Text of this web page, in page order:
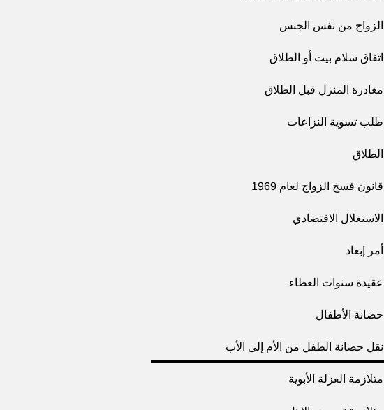
الزواج من نفس الجنس
اتفاق سلام بيت أو الطلاق
مغادرة المنزل قبل الطلاق
طلب تسوية النزاعات
الطلاق
قانون فسخ الزواج لعام 1969
الاستغلال الاقتصادي
أمر إبعاد
عقيدة سنوات العطاء
حضانة الأطفال
نقل حضانة الطفل من الأم إلى الأب
متلازمة العزلة الأبوية